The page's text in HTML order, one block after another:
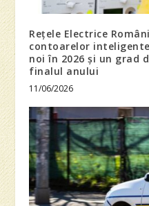
Rețele Electrice
contoarelor
noi în 2026 și un grad
finalul anului
11/06/2026